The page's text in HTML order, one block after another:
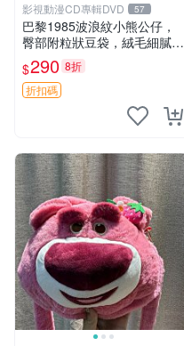
影視動漫CD專輯DVD 57
巴黎1985波浪紋小熊公仔，
臀部附粒狀豆袋，絨毛細膩臉
部可愛，中古嚴選推薦 小熊
公仔 豆袋
$290 8折
折扣碼